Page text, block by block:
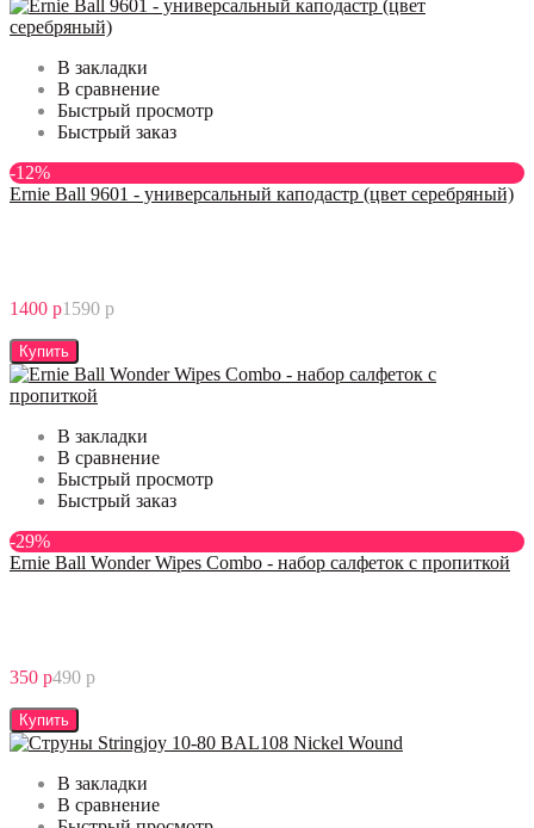
В закладки
В сравнение
Быстрый просмотр
Быстрый заказ
-12%
Ernie Ball 9601 - универсальный каподастр (цвет серебряный)
1400 р1590 р
Купить
В закладки
В сравнение
Быстрый просмотр
Быстрый заказ
-29%
Ernie Ball Wonder Wipes Combo - набор салфеток с пропиткой
350 р490 р
Купить
В закладки
В сравнение